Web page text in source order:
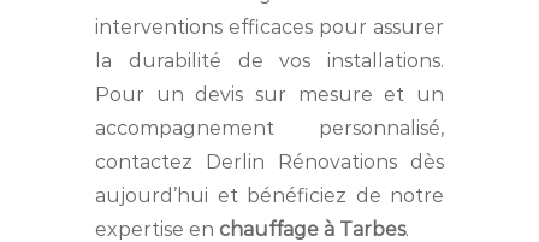
interventions efficaces pour assurer
la durabilité de vos installations.
Pour un devis sur mesure et un
accompagnement personnalisé,
contactez Derlin Rénovations dès
aujourd’hui et bénéficiez de notre
expertise en chauffage à Tarbes.